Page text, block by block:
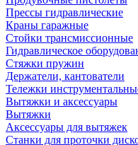
Прессы гидравлические
Краны гаражные
Стойки трансмиссионные
Гидравлическое
Стяжки пружин
Держатели, кантователи
Тележки
Вытяжки и аксессуары
Вытяжки
Аксессуары для вытяжек
Станки для проточки